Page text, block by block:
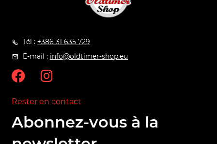
Tél : +386 31 635 729
E-mail : info@oldtimer-shop.eu
Rester en contact
Abonnez-vous à la